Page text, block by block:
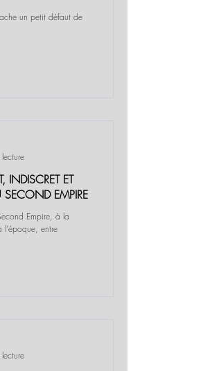
un petit défaut de
INDISCRET ET
EMPIRE
Empire, à la
l'époque, entre